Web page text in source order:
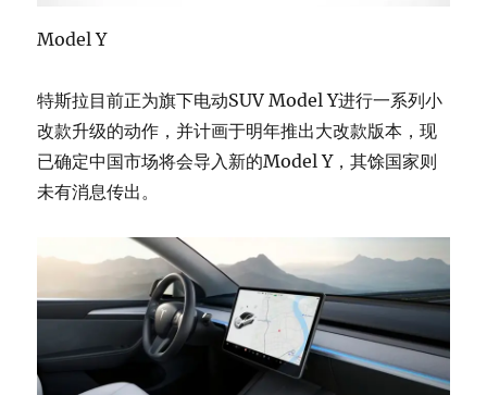
Model Y
特斯拉目前正为旗下电动SUV Model Y进行一系列小
改款升级的动作，并计画于明年推出大改款版本，现
已确定中国市场将会导入新的Model Y，其馀国家则
未有消息传出。